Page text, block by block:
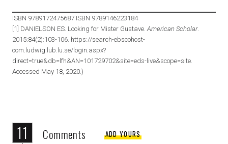
ISBN 9789172475687 ISBN 9789146223184
[1] DANIELSON ES. Looking for Mister Gustave.American Scholar.
2015;84(2):103-106. https://search-ebscohost-
com.ludwig.lub.lu.se/login.aspx?
direct=true&db=lfh&AN=101729702&site=eds-live&scope=site.
Accessed May 18, 2020.)
11 Comments ADD YOURS